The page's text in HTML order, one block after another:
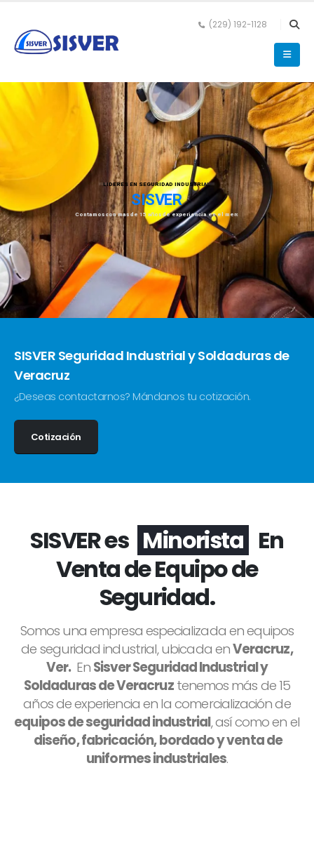
(229) 192-1128
S G
URIDAD INDUSTRIAL
con m a e ño s de expe rien a n el m do
SISVER Seguridad Industrial y Soldaduras de
Veracruz
¿Deseas contactarnos? Mándanos tu cotización.
Cotización
SISVER es Minorista En
Venta de Equipo de
Seguridad.
Somos una empresa especializada en equipos
de seguridad industrial, ubicada enVeracruz,
Ver. En Sisver Seguridad Industrial y
Soldaduras de Veracruztenemos más de 15
años de experiencia en la comercialización de
equipos de seguridad industrial, así como en el
diseño, fabricación, bordado y venta de
uniformes industriales.